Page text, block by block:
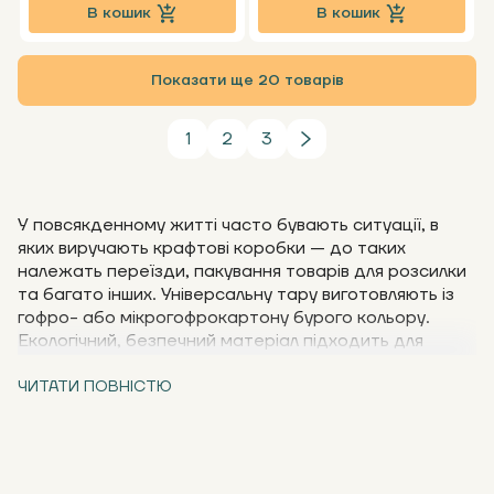
В кошик В кошик
Показати ще 20 товарів
1 2 3
У повсякденному житті часто бувають ситуації, в
яких виручають крафтові коробки — до таких
належать переїзди, пакування товарів для розсилки
та багато інших. Універсальну тару виготовляють із
гофро- або мікрогофрокартону бурого кольору.
Екологічний, безпечний матеріал підходить для
дитячої продукції. Купити крафт-коробки для
ЧИТАТИ ПОВНІСТЮ